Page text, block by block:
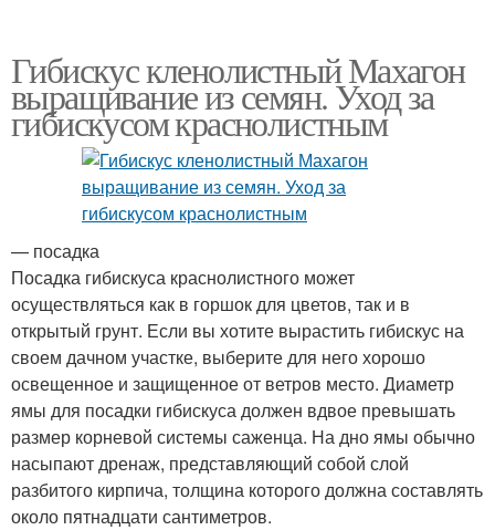
Гибискус кленолистный Махагон
выращивание из семян. Уход за
гибискусом краснолистным
— посадка
Посадка гибискуса краснолистного может
осуществляться как в горшок для цветов, так и в
открытый грунт. Если вы хотите вырастить гибискус на
своем дачном участке, выберите для него хорошо
освещенное и защищенное от ветров место. Диаметр
ямы для посадки гибискуса должен вдвое превышать
размер корневой системы саженца. На дно ямы обычно
насыпают дренаж, представляющий собой слой
разбитого кирпича, толщина которого должна составлять
около пятнадцати сантиметров.